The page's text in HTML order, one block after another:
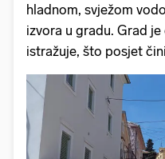
hladnom, svježom
izvora u gradu. Grad
istražuje, što posjet